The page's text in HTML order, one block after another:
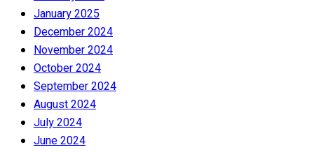
January 2025
December 2024
November 2024
October 2024
September 2024
August 2024
July 2024
June 2024